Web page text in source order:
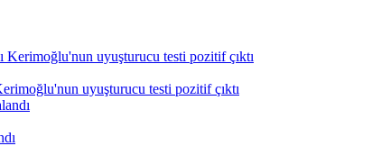
uyuşturucu testi pozitif çıktı